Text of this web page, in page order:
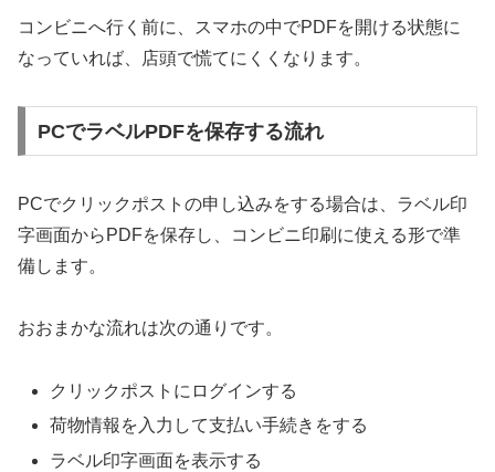
コンビニへ行く前に、スマホの中でPDFを開ける状態に
なっていれば、店頭で慌てにくくなります。
PCでラベルPDFを保存する流れ
PCでクリックポストの申し込みをする場合は、ラベル印
字画面からPDFを保存し、コンビニ印刷に使える形で準
備します。
おおまかな流れは次の通りです。
クリックポストにログインする
荷物情報を入力して支払い手続きをする
ラベル印字画面を表示する